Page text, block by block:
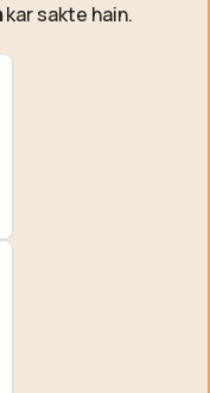
kar sakte hain.